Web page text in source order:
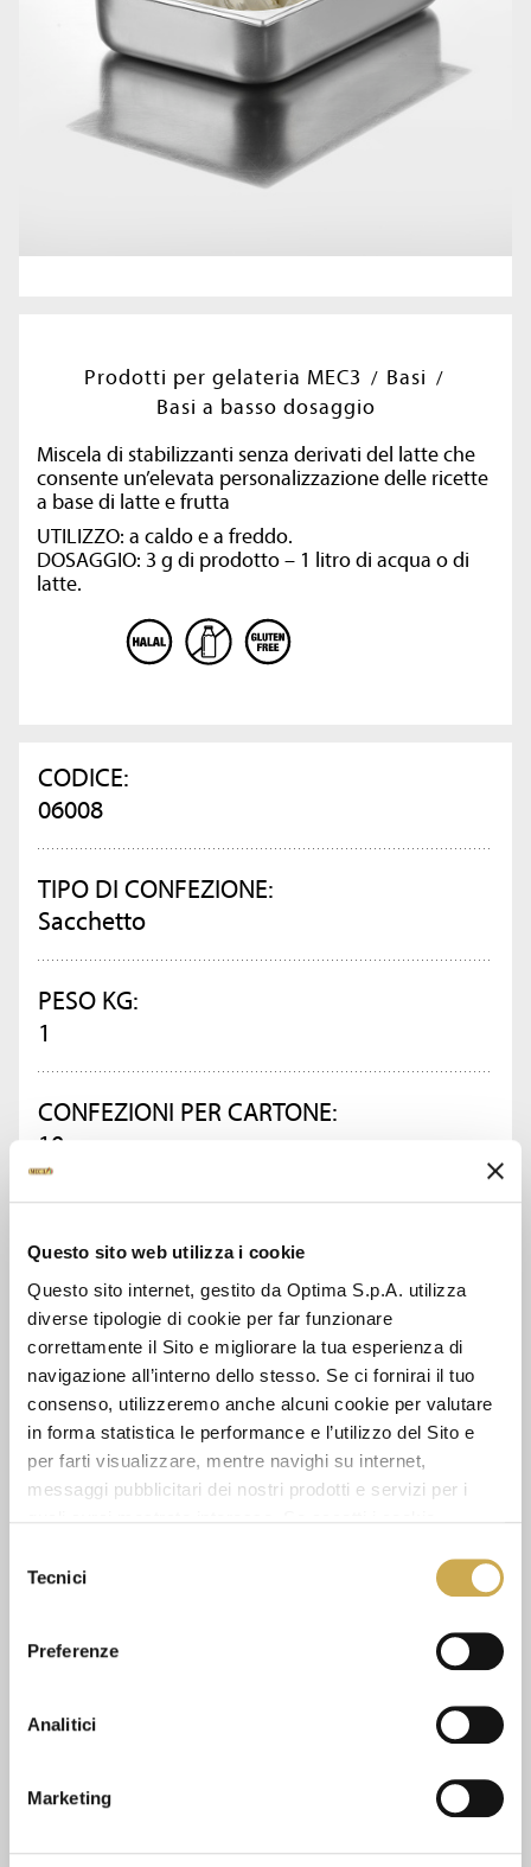
Questo sito web utilizza i cookie
Questo sito internet, gestito da Optima S.p.A. utilizza
diverse tipologie di cookie per far funzionare
correttamente il Sito e migliorare la tua esperienza di
navigazione all’interno dello stesso. Se ci fornirai il tuo
consenso, utilizzeremo anche alcuni cookie per valutare
in forma statistica le performance e l’utilizzo del Sito e
per farti visualizzare, mentre navighi su internet,
messaggi pubblicitari dei nostri prodotti e servizi per i
delTecnici
Preferenze
Analitici
Marketing
Prodotti per gelateria MEC3
Basi
Basi a basso dosaggio
Miscela di stabilizzanti senza derivati del latte che
consente un’elevata personalizzazione delle ricette
a base di latte e frutta
UTILIZZO: a caldo e a freddo.
DOSAGGIO: 3 g di prodotto – 1 litro di acqua o di
latte.
CODICE:
06008
TIPO DI CONFEZIONE:
Sacchetto
PESO KG:
1
CONFEZIONI PER CARTONE:
10
SCHEDA TECNICA
GUARDA ANCHE